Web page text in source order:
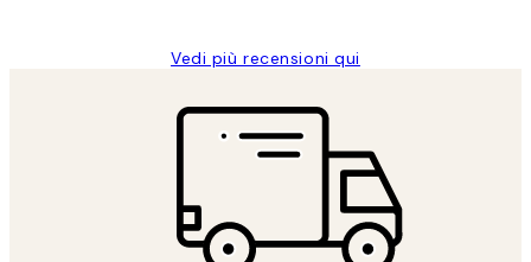
Vedi più recensioni qui